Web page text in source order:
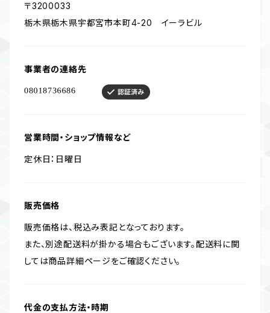
〒3200033
栃木県栃木県宇都宮市本町4-20 イーラビル
事業者の連絡先
営業時間・ショップ情報など
定休日：日曜日
販売価格
販売価格は、税込み表記となっております。
また、別途配送料が掛かる場合もございます。配送料に関
しては商品詳細ページをご確認ください。
代金の支払方法・時期